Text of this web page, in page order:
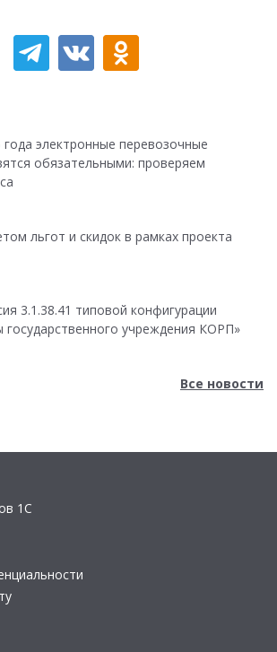
электронные перевозочные
обязательными: проверяем
льгот и скидок в рамках проекта
3.1.38.41 типовой конфигурации
государственного учреждения КОРП»
Все новости
1С